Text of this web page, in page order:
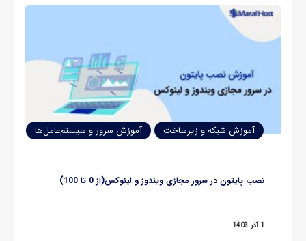
آموزش شبکه و زیرساخت آموزش سرور و سیستم‌عامل‌ها
نصب پایتون در سرور مجازی ویندوز و لینوکس(از 0 تا 100)
1 آذر 1403